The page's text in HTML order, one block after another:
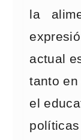
la
actual
tanto
el